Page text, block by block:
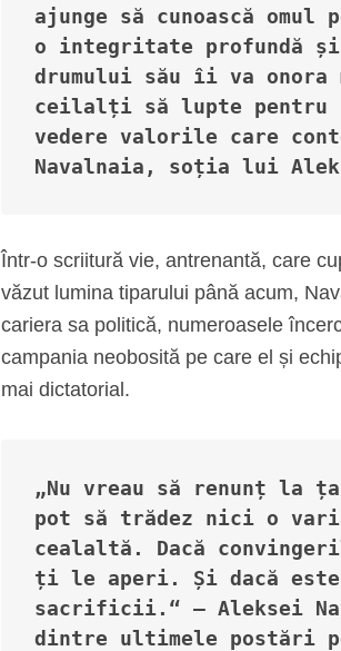
ajunge să cunoască
o integritate profundă
drumului său îi va
ceilalți să lupte pentru
vedere valorile care
Navalnaia, soția lui
Într-o scriitură vie, antrenantă, care
văzut lumina tiparului până acum,
cariera sa politică, numeroasele
campania neobosită pe care el și
mai dictatorial.
„Nu vreau să renunț la
pot să trădez nici o
cealaltă. Dacă
ți le aperi. Și dacă
sacrificii.“ – Aleksei
dintre ultimele postări